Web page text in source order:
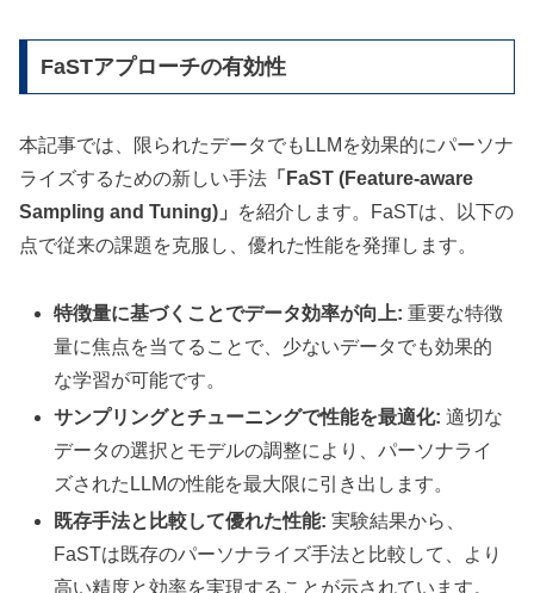
FaSTアプローチの有効性
本記事では、限られたデータでもLLMを効果的にパーソナ
ライズするための新しい手法 「FaST (Feature-aware
Sampling and Tuning)」
を紹介します。FaSTは、以下の
点で従来の課題を克服し、優れた性能を発揮します。
特徴量に基づくことでデータ効率が向上: 重要な特徴
量に焦点を当てることで、少ないデータでも効果的
な学習が可能です。
サンプリングとチューニングで性能を最適化: 適切な
データの選択とモデルの調整により、パーソナライ
ズされたLLMの性能を最大限に引き出します。
既存手法と比較して優れた性能: 実験結果から、
FaSTは既存のパーソナライズ手法と比較して、より
高い精度と効率を実現することが示されています。